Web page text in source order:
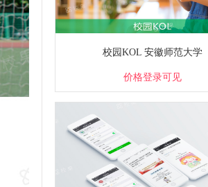
校园KOL 安徽师范大学
价格登录可见